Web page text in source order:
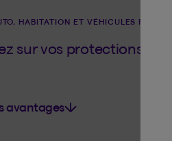
HABITATION ET VÉHICULES
sur vos protections
avantages